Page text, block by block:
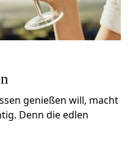
genießen will, macht
Denn die edlen